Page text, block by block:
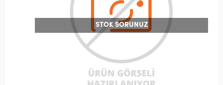
STOK SORUNUZ